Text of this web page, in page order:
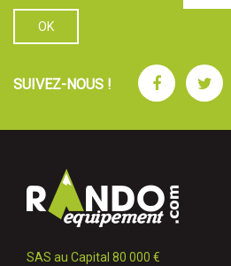
SUIVEZ-NOUS ! Facebook
SAS au Capital 80 000 €